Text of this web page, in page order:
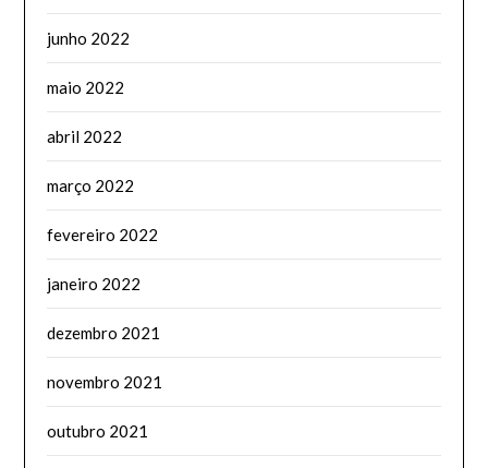
junho 2022
maio 2022
abril 2022
março 2022
fevereiro 2022
janeiro 2022
dezembro 2021
novembro 2021
outubro 2021